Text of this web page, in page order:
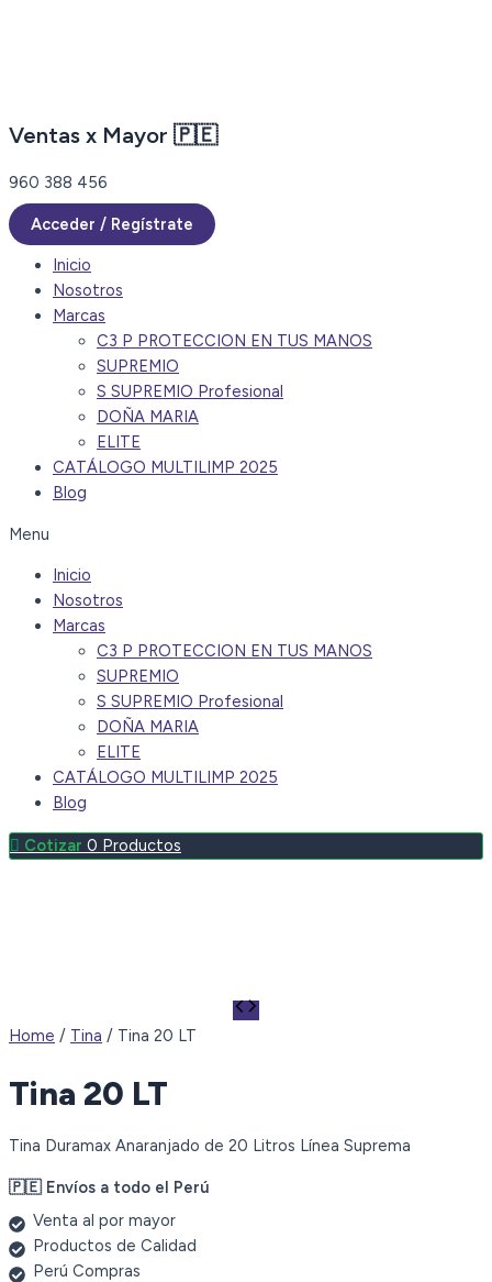
Ventas x Mayor 🇵🇪
960 388 456
Acceder / Regístrate
Inicio
Nosotros
Marcas
C3 P PROTECCION EN TUS MANOS
SUPREMIO
S SUPREMIO Profesional
DOÑA MARIA
ELITE
CATÁLOGO MULTILIMP 2025
Blog
Menu
Inicio
Nosotros
Marcas
C3 P PROTECCION EN TUS MANOS
SUPREMIO
S SUPREMIO Profesional
DOÑA MARIA
ELITE
CATÁLOGO MULTILIMP 2025
Blog
0 Productos
Home / Tina / Tina 20 LT
Tina 20 LT
Tina Duramax Anaranjado de 20 Litros Línea Suprema
🇵🇪 Envíos a todo el Perú
Venta al por mayor
Productos de Calidad
Perú Compras